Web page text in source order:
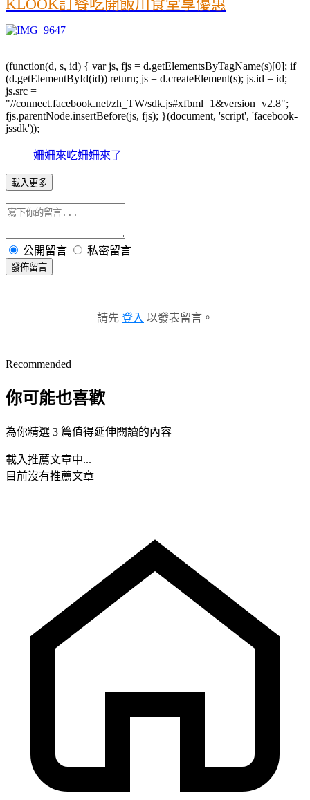
KLOOK訂餐吃開飯川食堂享優惠
(function(d, s, id) { var js, fjs = d.getElementsByTagName(s)[0]; if
(d.getElementById(id)) return; js = d.createElement(s); js.id = id;
js.src =
"//connect.facebook.net/zh_TW/sdk.js#xfbml=1&version=v2.8";
fjs.parentNode.insertBefore(js, fjs); }(document, 'script', 'facebook-
jssdk'));
姍姍來吃姍姍來了
載入更多
公開留言 私密留言
發佈留言
請先 登入 以發表留言。
Recommended
你可能也喜歡
為你精選 3 篇值得延伸閱讀的內容
載入推薦文章中...
目前沒有推薦文章